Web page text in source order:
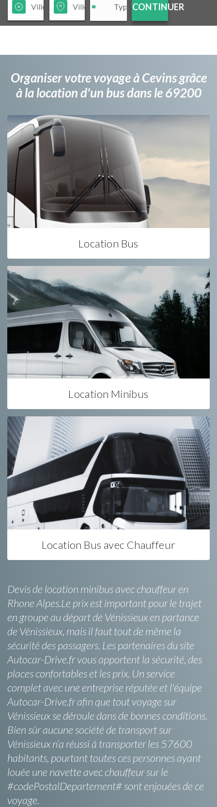
CONTINUER
Organiser votre voyage à Cevins grâce
à la location d'un bus dans le 69200
Location Bus
Location Minibus
Location Bus avec Chauffeur
Devis de location minibus avec chauffeur en
Rhone Alpes.Le prix est important pour le trajet
en groupe au départ de Vénissieux en partance
de Vénissieux, mais il faut tout de même la
sécurité des passagers. Les partenaires du site
Autocar-Drive.fr vous apportent la sécurité, des
places confortables et les prix. Un service
complet avec une entreprise réputée et l'équipe
Autocar-Drive.fr afin que tout voyage sur
Vénissieux se déroule dans de bonnes conditions.
Bien sûr aucune société de transport sur
Vénissieux n’a réussi à transporter les 57600
habitants, pourtant toutes ces personnes ayant
louée une navette avec chauffeur sur le
#codePostalDepartement# sont enjouées de ce
voyage.